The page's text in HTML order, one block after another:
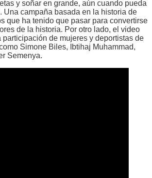
y soñar en grande, aún cuando pueda
Una campaña basada en la historia de
que ha tenido que pasar para convertirse
de la historia. Por otro lado, el video
participación de mujeres y deportistas de
Simone Biles, Ibtihaj Muhammad,
Semenya.